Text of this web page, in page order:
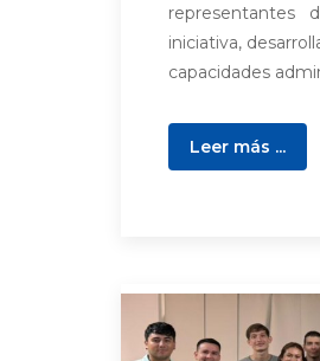
representantes
iniciativa,
capacidades
Leer más ...